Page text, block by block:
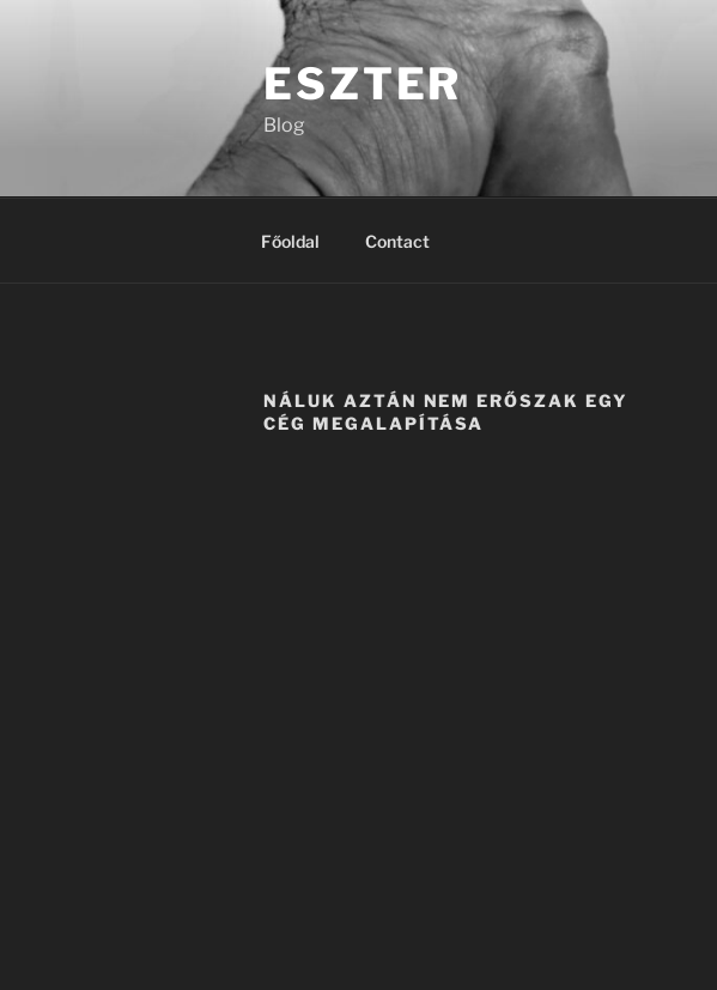
ESZTER
Blog
Főoldal Contact
NÁLUK AZTÁN NEM ERŐSZAK EGY
CÉG MEGALAPÍTÁSA